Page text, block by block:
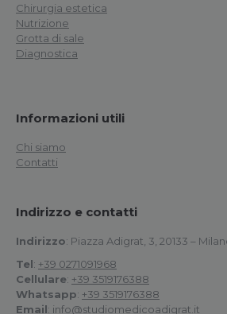
Chirurgia estetica
Nutrizione
Grotta di sale
Diagnostica
Informazioni utili
Chi siamo
Contatti
Indirizzo e contatti
Indirizzo: Piazza Adigrat, 3, 20133 –
Tel: +39 0271091968
Cellulare: +39 3519176388
Whatsapp: +39 3519176388
Email: info@studiomedicoadigrat.it